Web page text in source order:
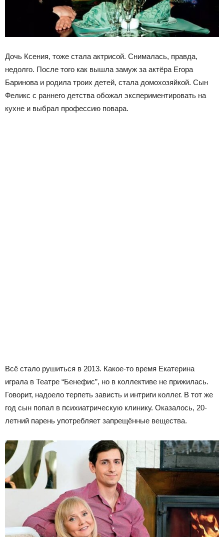
Дочь Ксения, тоже стала актрисой. Снималась, правда,
недолго. После того как вышла замуж за актёра Егора
Баринова и родила троих детей, стала домохозяйкой. Сын
Феликс с раннего детства обожал экспериментировать на
кухне и выбрал профессию повара.
Всё стало рушиться в 2013. Какое-то время Екатерина
играла в Театре “Бенефис”, но в коллективе не прижилась.
Говорит, надоело терпеть зависть и интриги коллег. В тот же
год сын попал в психиатрическую клинику. Оказалось, 20-
летний парень употребляет запрещённые вещества.